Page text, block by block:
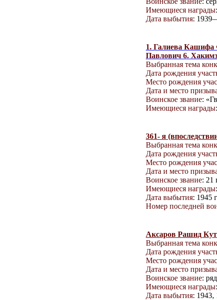
Имеющиеся награды
Дата выбытия:
1. Галиева Кашифа
Павлович 6.
Выбранная тема
Дата рождения
Место рождения
Дата и место
Воинское звание:
Имеющиеся награды
361- я
Выбранная тема
Дата рождения
Место рождения
Дата и место
Воинское звание: 21
Имеющиеся награды
Дата выбытия: 1945
Номер последней
Аксаров Рашид
Выбранная тема
Дата рождения
Место рождения
Дата и место
Воинское звание:
Имеющиеся награды
Дата выбытия: 1943,